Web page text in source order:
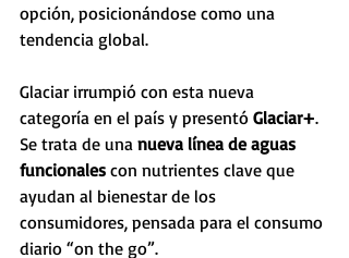
opción, posicionándose como una
tendencia global.
Glaciar irrumpió con esta nueva
categoría en el país y presentó Glaciar+.
Se trata de una nueva línea de aguas
funcionales con nutrientes clave que
ayudan al bienestar de los
consumidores, pensada para el consumo
diario “on the go”.